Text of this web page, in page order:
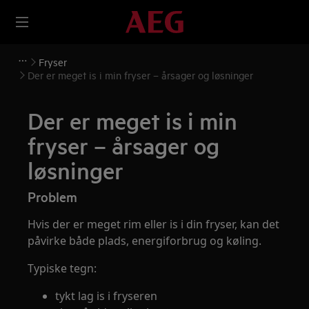
Fryser
Der er meget is i min fryser – årsager og løsninger
Der er meget is i min
fryser – årsager og
løsninger
Problem
Hvis der er meget rim eller is i din fryser, kan det
påvirke både plads, energiforbrug og køling.
Typiske tegn:
tykt lag is i fryseren